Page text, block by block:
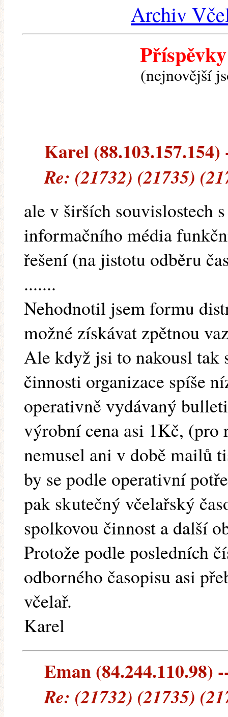
Archiv
(nejnovější
Karel (88.103.157.154)
Re: (21732) (21735)
ale v širších souvislostech
informačního média
řešení (na jistotu odběru
.......
Nehodnotil jsem formu
možné získávat zpětnou
Ale když jsi to nakousl tak
činnosti organizace spíše
operativně vydávaný
výrobní cena asi 1Kč, (pro
nemusel ani v době mailů
by se podle operativní
pak skutečný včelařský
spolkovou činnost a další
Protože podle posledních
odborného časopisu asi
včelař.
Karel
Eman (84.244.110.98)
Re: (21732) (21735)